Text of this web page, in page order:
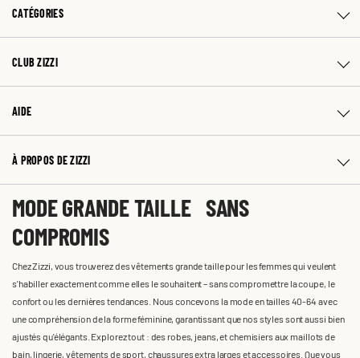
CATÉGORIES
CLUB ZIZZI
AIDE
À PROPOS DE ZIZZI
MODE GRANDE TAILLE SANS
COMPROMIS
Chez Zizzi, vous trouverez des vêtements grande taille pour les femmes qui veulent
s'habiller exactement comme elles le souhaitent – sans compromettre la coupe, le
confort ou les dernières tendances. Nous concevons la mode en tailles 40-64 avec
une compréhension de la forme féminine, garantissant que nos styles sont aussi bien
ajustés qu'élégants. Explorez tout : des robes, jeans, et chemisiers aux maillots de
bain, lingerie, vêtements de sport, chaussures extra larges et accessoires. Que vous